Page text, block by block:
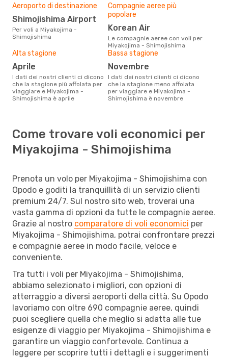
Aeroporto di destinazione
Shimojishima Airport
Per voli a Miyakojima -
Shimojishima
Compagnie aeree più
popolare
Korean Air
Le compagnie aeree con voli per
Miyakojima - Shimojishima
Alta stagione
aprile
I dati dei nostri clienti ci dicono
che la stagione più affolata per
viaggiare e Miyakojima -
Shimojishima è aprile
Bassa stagione
novembre
I dati dei nostri clienti ci dicono
che la stagione meno affolata
per viaggiare e Miyakojima -
Shimojishima è novembre
Come trovare voli economici per
Miyakojima - Shimojishima
Prenota un volo per Miyakojima - Shimojishima con
Opodo e goditi la tranquillità di un servizio clienti
premium 24/7. Sul nostro sito web, troverai una
vasta gamma di opzioni da tutte le compagnie aeree.
Grazie al nostro comparatore di voli economici per
Miyakojima - Shimojishima, potrai confrontare prezzi
e compagnie aeree in modo facile, veloce e
conveniente.
Tra tutti i voli per Miyakojima - Shimojishima,
abbiamo selezionato i migliori, con opzioni di
atterraggio a diversi aeroporti della città. Su Opodo
lavoriamo con oltre 690 compagnie aeree, quindi
puoi scegliere quella che meglio si adatta alle tue
esigenze di viaggio per Miyakojima - Shimojishima e
garantire un viaggio confortevole. Continua a
leggere per scoprire tutti i dettagli e i suggerimenti